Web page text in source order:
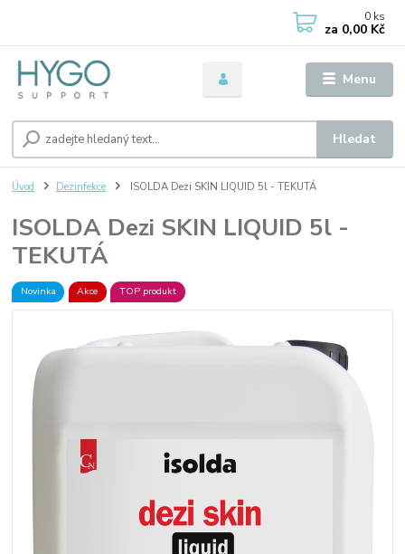
Menu
Hledat
0 ks
za 0,00 Kč
Úvod Dezinfekce ISOLDA Dezi SKIN LIQUID 5l - TEKUTÁ
ISOLDA Dezi SKIN LIQUID 5l -
TEKUTÁ
Novinka Akce TOP produkt